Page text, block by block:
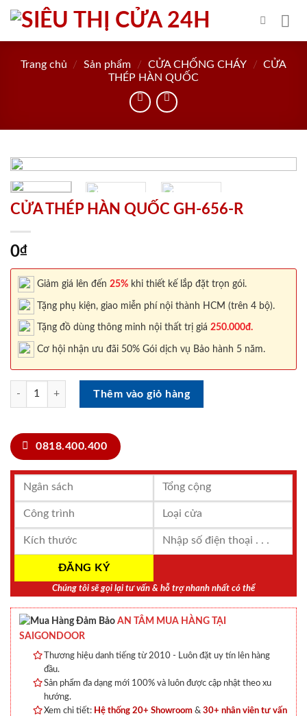
Skip
content
Trang chủ / Sản phẩm / CỬA CHỐNG CHÁY / CỬA
THÉP HÀN QUỐC
CỬA THÉP HÀN QUỐC GH-656-R
0₫
Giảm giá lên đến 25% khi thiết kế lắp đặt trọn gói.
Tặng phụ kiện, giao miễn phí nội thành HCM (trên 4 bộ).
Tặng đồ dùng thông minh nội thất trị giá 250.000đ.
Cơ hội nhận ưu đãi 50% Gói dịch vụ Bảo hành 5 năm.
CỬA THÉP HÀN QUỐC GH-656-R số lượng
Thêm vào giỏ hàng
0818.400.400
Chúng tôi sẽ gọi lại tư vấn & hỗ trợ nhanh nhất có thể
AN TÂM MUA HÀNG TẠI
SAIGONDOOR
Thương hiệu danh tiếng từ 2010 - Luôn đặt uy tín lên hàng
đầu.
Sản phẩm đa dạng mới 100% và luôn được cập nhật theo xu
hướng.
Xem chi tiết: Hệ thống 20+ Showroom & 30+ nhân viên tư vấn